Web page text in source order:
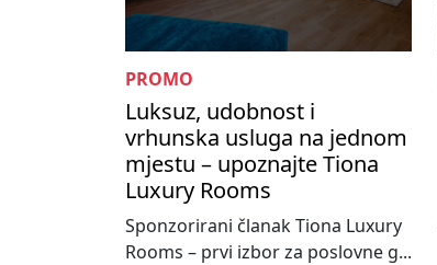
PROMO
Luksuz, udobnost i
vrhunska usluga na jednom
mjestu – upoznajte Tiona
Luxury Rooms
Sponzorirani članak Tiona Luxury
Rooms – prvi izbor za poslovne g...